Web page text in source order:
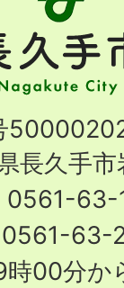
久手市
0561-63-
63-
時00分